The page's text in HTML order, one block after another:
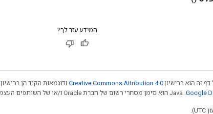
המידע עזר לך?
זה הוא ברישיון Creative Commons Attribution 4.0 ודוגמאות הקוד הן ברישיון